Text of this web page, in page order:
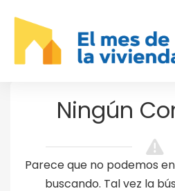
Ningún
Parece que no podemos
buscando. Tal vez la